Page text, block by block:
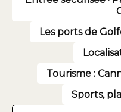
Les ports de
Tourisme :
Sports,